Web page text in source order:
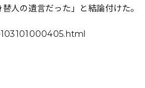
人の遺言だった」と結論付けた。